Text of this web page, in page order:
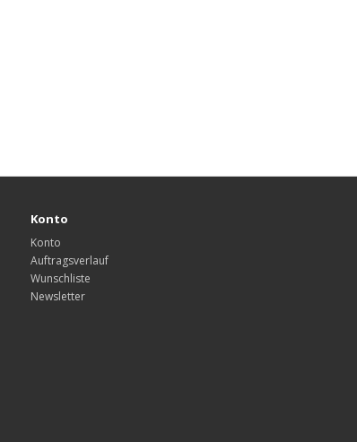
Konto
Konto
Auftragsverlauf
Wunschliste
Newsletter